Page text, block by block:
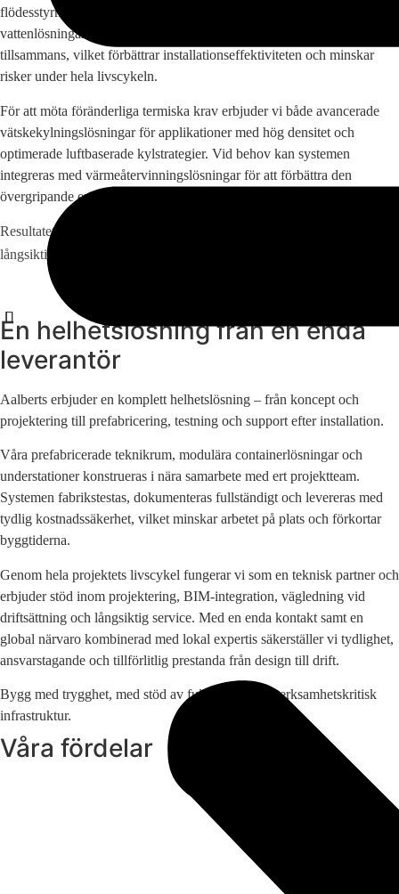
flödesstyrning, hydronisk injustering samt korrosionsfria
vattenlösningar. Alla komponenter är utformade för att fungera
tillsammans, vilket förbättrar installationseffektiviteten och minskar
risker under hela livscykeln.
För att möta föränderliga termiska krav erbjuder vi både avancerade
vätskekylningslösningar för applikationer med hög densitet och
optimerade luftbaserade kylstrategier. Vid behov kan systemen
integreras med värmeåtervinningslösningar för att förbättra den
övergripande energiprestandan.
Resultatet är infrastruktur byggd för hållbarhet, driftsstabilitet och
långsiktig effektivitet.
En helhetslösning från en enda
leverantör
Aalberts erbjuder en komplett helhetslösning – från koncept och
projektering till prefabricering, testning och support efter installation.
Våra prefabricerade teknikrum, modulära containerlösningar och
understationer konstrueras i nära samarbete med ert projektteam.
Systemen fabrikstestas, dokumenteras fullständigt och levereras med
tydlig kostnadssäkerhet, vilket minskar arbetet på plats och förkortar
byggtiderna.
Genom hela projektets livscykel fungerar vi som en teknisk partner och
erbjuder stöd inom projektering, BIM-integration, vägledning vid
driftsättning och långsiktig service. Med en enda kontakt samt en
global närvaro kombinerad med lokal expertis säkerställer vi tydlighet,
ansvarstagande och tillförlitlig prestanda från design till drift.
Bygg med trygghet, med stöd av fullt integrerad verksamhetskritisk
infrastruktur.
Våra fördelar